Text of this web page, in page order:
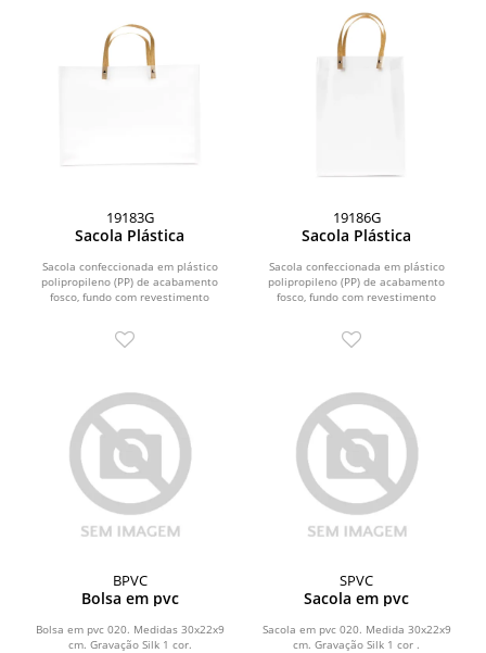
19183G
Sacola Plástica
Sacola confeccionada em plástico
polipropileno (PP) de acabamento
fosco, fundo com revestimento
19186G
Sacola Plástica
Sacola confeccionada em plástico
polipropileno (PP) de acabamento
fosco, fundo com revestimento
BPVC
Bolsa em pvc
Bolsa em pvc 020. Medidas 30x22x9
cm. Gravação Silk 1 cor.
SPVC
Sacola em pvc
Sacola em pvc 020. Medida 30x22x9
cm. Gravação Silk 1 cor .